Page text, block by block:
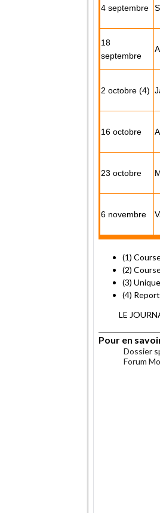
4 septembre
18
septembre
2 octobre (4)
16 octobre
23 octobre
6 novembre
(1)
(2)
(3)
(4)
LE
Pour en
Dossier
Forum